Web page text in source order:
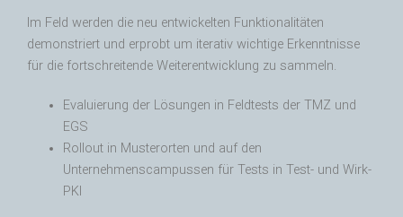
Im Feld werden die neu entwickelten Funktionalitäten
demonstriert und erprobt um iterativ wichtige Erkenntnisse
für die fortschreitende Weiterentwicklung zu sammeln.
Evaluierung der Lösungen in Feldtests der TMZ und
EGS
Rollout in Musterorten und auf den
Unternehmenscampussen für Tests in Test- und Wirk-
PKI